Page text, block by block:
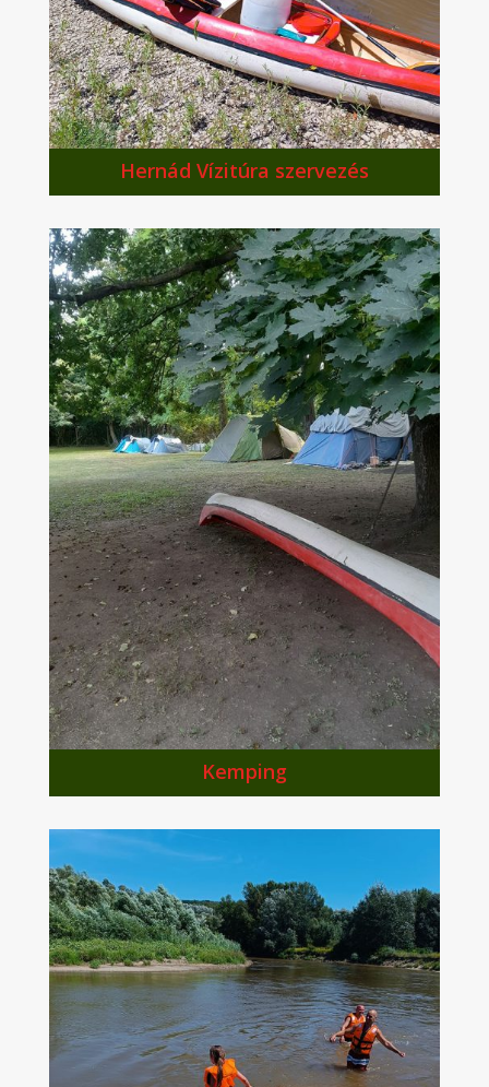
Hernád Vízitúra szervezés
Kemping